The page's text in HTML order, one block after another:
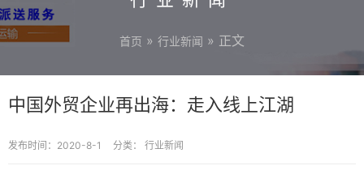
首页 » 行业新闻 » 正文
中国外贸企业再出海：走入线上江湖
发布时间：2020-8-1 分类： 行业新闻